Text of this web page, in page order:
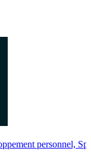
personnel,